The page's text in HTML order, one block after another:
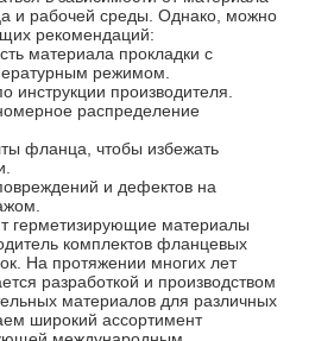
и рабочей среды. Однако, можно
рекомендаций:
материала прокладки с
режимом.
инструкции производителя.
распределение
фланца, чтобы избежать
и дефектов на
герметизирующие материалы
комплектов фланцевых
На протяжении многих лет
разработкой и производством
материалов для различных
широкий ассортимент